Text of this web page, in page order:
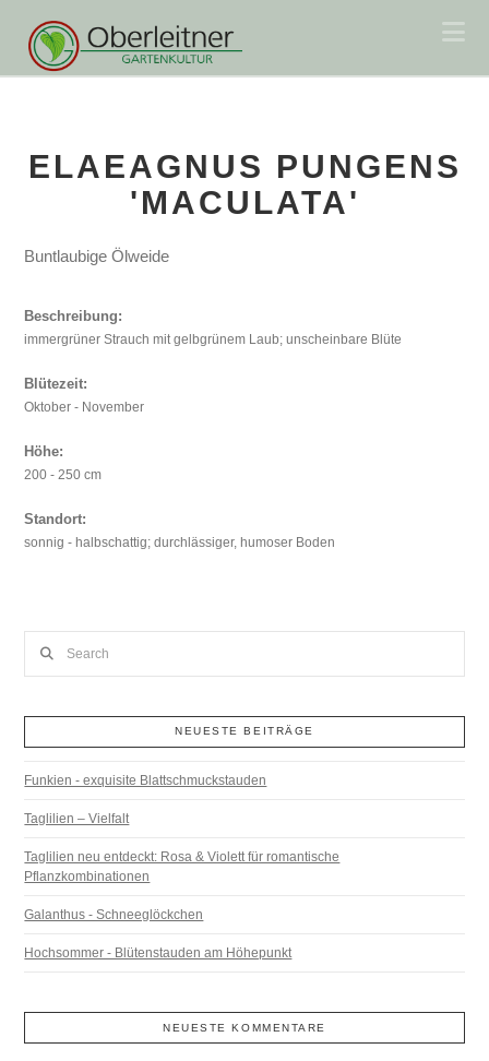
ELAEAGNUS PUNGENS
'MACULATA'
Buntlaubige Ölweide
Beschreibung:
immergrüner Strauch mit gelbgrünem Laub; unscheinbare Blüte
Blütezeit:
Oktober - November
Höhe:
200 - 250 cm
Standort:
sonnig - halbschattig; durchlässiger, humoser Boden
NEUESTE BEITRÄGE
Funkien - exquisite Blattschmuckstauden
Taglilien – Vielfalt
Taglilien neu entdeckt: Rosa & Violett für romantische
Pflanzkombinationen
Galanthus - Schneeglöckchen
Hochsommer - Blütenstauden am Höhepunkt
NEUESTE KOMMENTARE